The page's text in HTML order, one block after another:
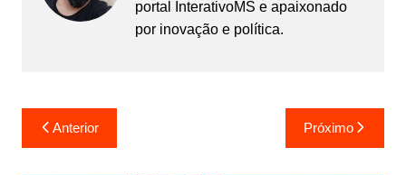
portal InterativoMS e apaixonado
por inovação e política.
Navegação
de
Anterior Próximo